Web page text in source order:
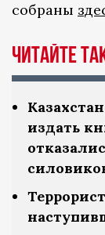
собраны
ЧИТАЙТЕ
издать